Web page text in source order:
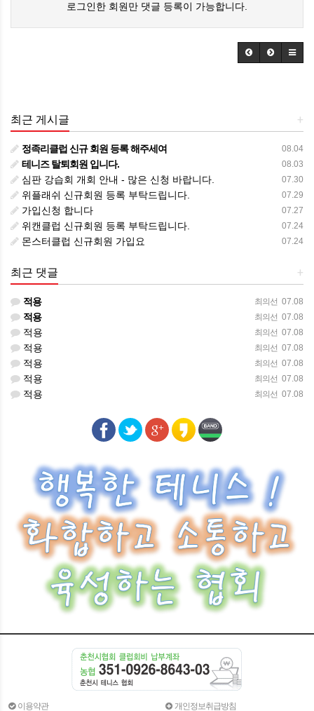
로그인한 회원만 댓글 등록이 가능합니다.
+
최근 게시글
08.04
정족리클럽 신규 회원 등록 해주세여
08.03
테니즈 탈퇴회원 입니다.
07.30
심판 강습회 개회 안내 - 많은 신청 바랍니다.
07.29
위플래쉬 신규회원 등록 부탁드립니다.
07.27
가입신청 합니다
07.24
위캔클럽 신규회원 등록 부탁드립니다.
07.24
몬스터클럽 신규회원 가입요
+
최근 댓글
최의선 07.08
적용
최의선 07.08
적용
최의선 07.08
적용
최의선 07.08
적용
최의선 07.08
적용
최의선 07.08
적용
최의선 07.08
적용
이용약관 개인정보취급방침